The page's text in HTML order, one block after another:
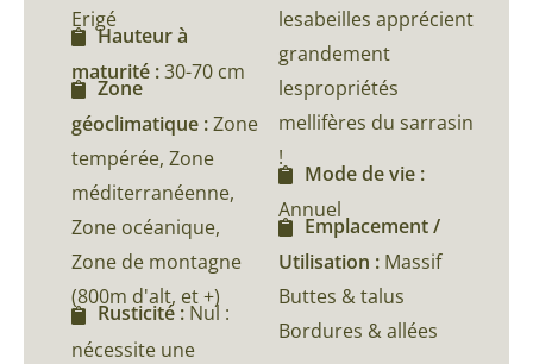
Erigé
Hauteur à
maturité :30-70 cm
Zone
géoclimatique :Zone
tempérée, Zone
méditerranéenne,
Zone océanique,
Zone de montagne
(800m d'alt, et +)
Rusticité : Nul :
nécessite une
lesabeilles apprécient
grandement
lespropriétés
mellifères du sarrasin
!
Mode de vie :
Annuel
Emplacement /
Utilisation : Massif
Buttes & talus
Bordures & allées